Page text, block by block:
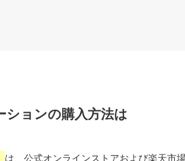
ョンの購入方法は
は、公式オンラインストアおよび楽天市